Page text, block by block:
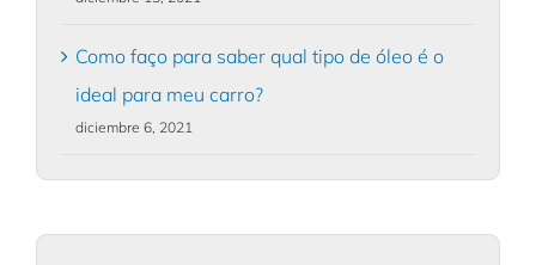
Como faço para saber qual tipo de óleo é o
ideal para meu carro?
diciembre 6, 2021